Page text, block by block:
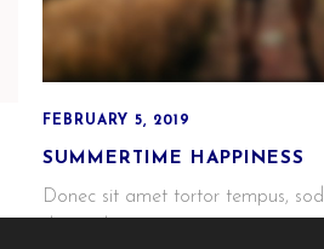
NINE MONTHS OF
Nulla vitae tempor felis. Donec
pellentesque. Sed purus orci,
FEBRUARY 5, 2019
SUMMERTIME HAPPINESS
Donec sit amet tortor tempus,